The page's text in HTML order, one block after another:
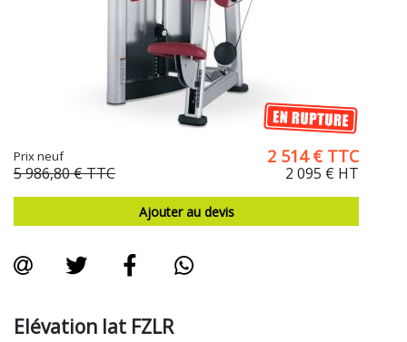
Elévation lat FZLR
Prix neuf
5 986,80 €TTC
2 514 € TTC
2 095 € HT
Ajouter au devis